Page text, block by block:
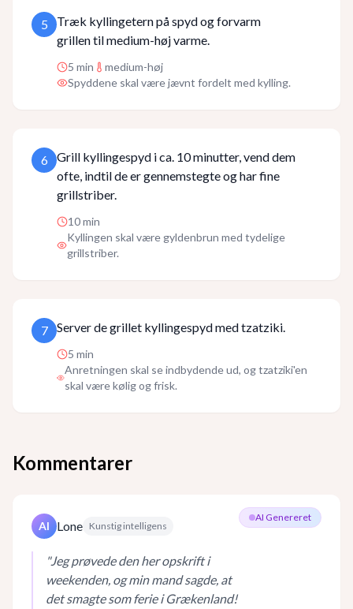
5
Træk kyllingetern på spyd og forvarm
grillen til medium-høj varme.
5 min
medium-høj
Spyddene skal være jævnt fordelt med kylling.
6
Grill kyllingespyd i ca. 10 minutter, vend dem
ofte, indtil de er gennemstegte og har fine
grillstriber.
10min
Kyllingen skal være gyldenbrun med tydelige
grillstriber.
7 Server de grillet kyllingespyd med tzatziki.
5 min
Anretningen skal se indbydende ud, og tzatziki'en
skal være kølig og frisk.
Kommentarer
AI Genereret
AI Lone Kunstig intelligens
"Jeg prøvede den her opskrift i
weekenden, og min mand sagde, at
det smagte som ferie i Grækenland!